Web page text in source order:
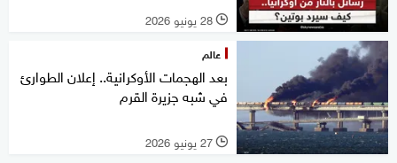
l 28 يونيو 2026
عالم
بعد الهجمات الأوكرانية.. إعلان الطوارئ
في شبه جزيرة القرم
l 27 يونيو 2026